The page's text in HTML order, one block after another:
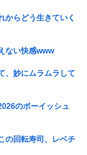
からどう生きていく
ない快感www
、妙にムラムラして
のボーイッシュ
の回転寿司、レベチ